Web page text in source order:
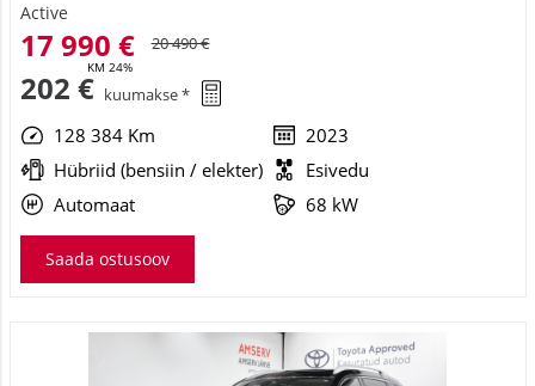
Active
17 990 €
KM 24%
20 490 €
202 € kuumakse *
128 384 Km
2023
Hübriid (bensiin / elekter)
Esivedu
Automaat
68 kW
Saada ostusoov